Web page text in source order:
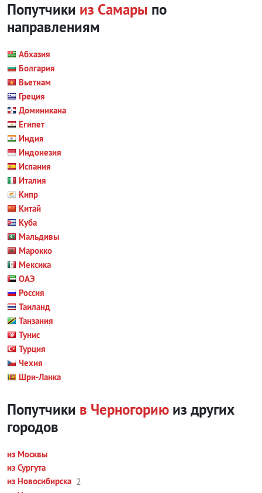
Попутчики из Самары по
направлениям
Абхазия
Болгария
Вьетнам
Греция
Доминикана
Египет
Индия
Индонезия
Испания
Италия
Кипр
Китай
Куба
Мальдивы
Марокко
Мексика
ОАЭ
Россия
Таиланд
Танзания
Тунис
Турция
Чехия
Шри-Ланка
Попутчики в Черногорию из других
городов
из Москвы
из Сургута
из Новосибирска 2